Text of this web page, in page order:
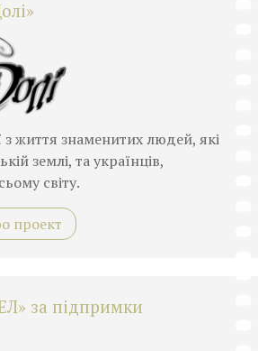
з життя знаменитих людей, які
землі, та українців,
світу.
проект
за підпримки